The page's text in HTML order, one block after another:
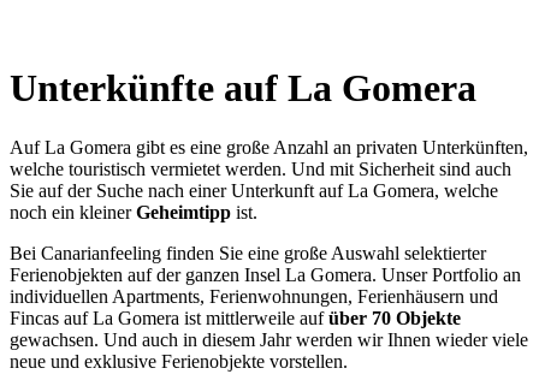
Unterkünfte auf La Gomera
Auf La Gomera gibt es eine große Anzahl an privaten Unterkünften,
welche touristisch vermietet werden. Und mit Sicherheit sind auch
Sie auf der Suche nach einer Unterkunft auf La Gomera, welche
noch ein kleinerGeheimtipp ist.
Bei Canarianfeeling finden Sie eine große Auswahl selektierter
Ferienobjekten auf der ganzen Insel La Gomera. Unser Portfolio an
individuellen Apartments, Ferienwohnungen, Ferienhäusern und
Fincas auf La Gomera ist mittlerweile aufüber 70 Objekte
gewachsen. Und auch in diesem Jahr werden wir Ihnen wieder viele
neue und exklusive Ferienobjekte vorstellen.